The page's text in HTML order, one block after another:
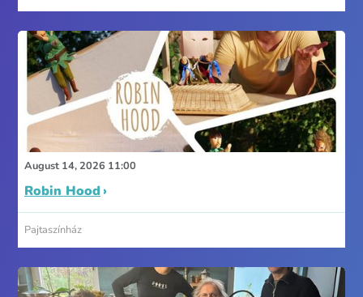
August 14, 2026 11:00
Robin Hood
Pajtaszínház